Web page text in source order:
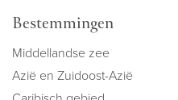
Bestemmingen
Middellandse zee
Azië en Zuidoost-Azië